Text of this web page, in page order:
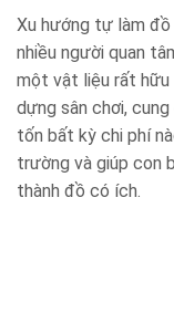
Xu hướng tự làm
nhiều người quan
một vật liệu rất hữu
dựng sân chơi,
tốn bất kỳ chi phí
trường và giúp con
thành đồ có ích.